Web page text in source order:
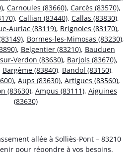
, Carnoules (83660), Carcès (83570),
, Callian (83440), Callas (83830),
Auriac (83119), Brignoles (83170),
, Bormes-les-Mimosas (83230),
, Belgentier (83210), Bauduen
Verdon (83630), Barjols (83670),
Bargème (83840), Bandol (83150),
, Aups (83630), Artigues (83560),
(83630), Ampus (83111), Aiguines
(83630)
allée à Solliès-Pont – 83210
pour répondre à vos besoins.